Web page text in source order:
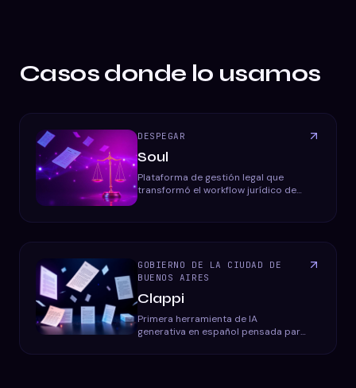
Casos donde lo usamos
DESPEGAR
Soul
Plataforma de gestión legal que
transformó el workflow jurídico de
GOBIERNO DE LA CIUDAD DE
BUENOS AIRES
Clappi
Primera herramienta de IA
generativa en español pensada para
lenguaje claro y accesible para el